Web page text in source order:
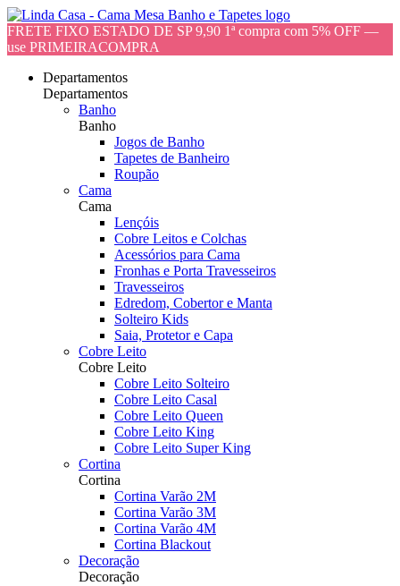
FRETE FIXO ESTADO DE SP 9,90 1ª compra com 5% OFF —
use PRIMEIRACOMPRA
Departamentos
Departamentos
Banho
Banho
Jogos de Banho
Tapetes de Banheiro
Roupão
Cama
Cama
Lençóis
Cobre Leitos e Colchas
Acessórios para Cama
Fronhas e Porta Travesseiros
Travesseiros
Edredom, Cobertor e Manta
Solteiro Kids
Saia, Protetor e Capa
Cobre Leito
Cobre Leito
Cobre Leito Solteiro
Cobre Leito Casal
Cobre Leito Queen
Cobre Leito King
Cobre Leito Super King
Cortina
Cortina
Cortina Varão 2M
Cortina Varão 3M
Cortina Varão 4M
Cortina Blackout
Decoração
Decoração